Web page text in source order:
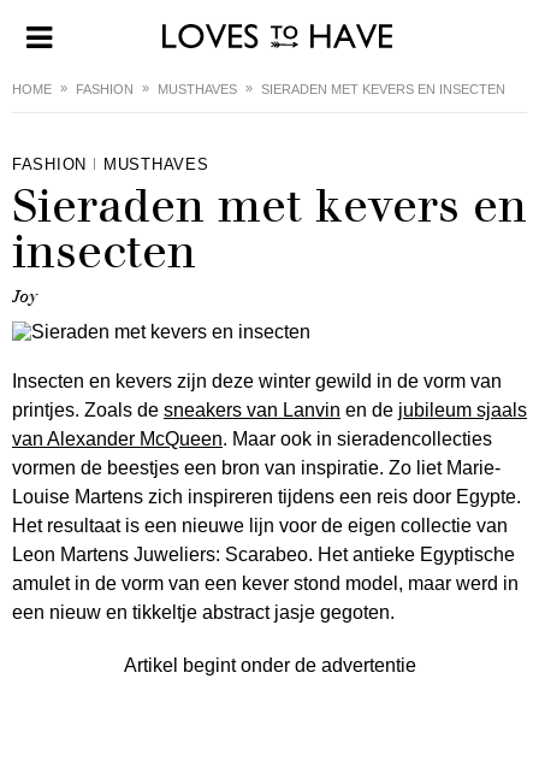
HOME FASHION MUSTHAVES SIERADEN MET KEVERS EN INSECTEN
FASHION MUSTHAVES
Sieraden met kevers en
insecten
Joy
Insecten en kevers zijn deze winter gewild in de vorm van
printjes. Zoals de sneakers van Lanvin en de jubileum sjaals
van Alexander McQueen. Maar ook in sieradencollecties
vormen de beestjes een bron van inspiratie. Zo liet Marie-
Louise Martens zich inspireren tijdens een reis door Egypte.
Het resultaat is een nieuwe lijn voor de eigen collectie van
Leon Martens Juweliers: Scarabeo. Het antieke Egyptische
amulet in de vorm van een kever stond model, maar werd in
een nieuw en tikkeltje abstract jasje gegoten.
Artikel begint onder de advertentie